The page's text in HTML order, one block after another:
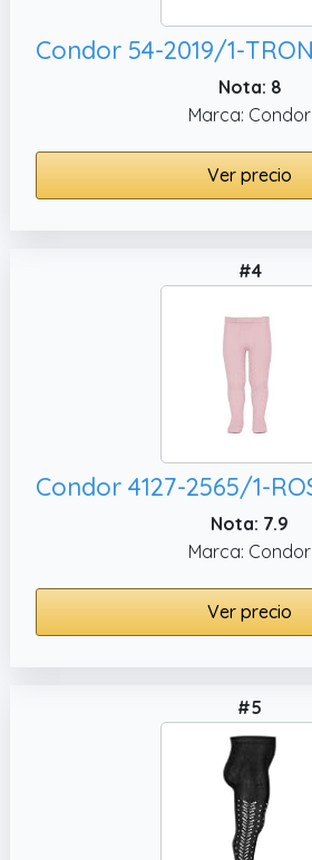
Nota: 8
Marca: Condor
Ver precio
#4
Nota: 7.9
Marca: Condor
Ver precio
#5